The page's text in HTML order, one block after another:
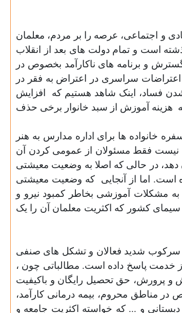
و اجتماعی، عرصه را بر مردم، معلمان
است و تمام دولت های بعد از انقلاب
و برنامه های ناکارآمد بخصوص در
تمام مسئولان از بالا تا پایین هشدار داده اند. در سایه این بی توجهی ها بود که دی ماه 1396 شاهد اعتراضات سراسری در اعتراض به فقر در
فساد، اینک شاهد هستیم که
افزایش
هزینه آموزش از سبد خانوار برخی حذف
خانواده ها براى اداره مدارس به هنر
اساسی دیگر رایگان نیست فقط مسئولان از عمومی کردن آن
دهد، در حالی که اصلا به وضعیت معیشتی
اما از آنجایی
که وضعیت معیشتی
مشکلات آموزشی بخاطر کمبود نیرو و
سیمای کشور که اکثریت معلمان آن را یک
سركوب شدید فعالان و تشکل های صنفی
خدمت پاسخ داده است. مطالباتی چون ،
و پرورش، حق تحصیل رایگان و باكيفيت
مناطق محروم، بیمه درمانی کارآمد،
و ... که خواسته اکثریت جامعه و